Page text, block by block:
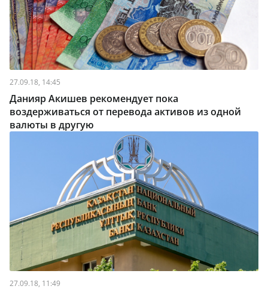
27.09.18, 14:45
Данияр Акишев рекомендует пока
воздерживаться от перевода активов из одной
валюты в другую
27.09.18, 11:49